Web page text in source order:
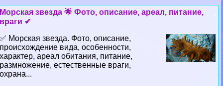
Морская звезда 🌟 Фото, описание, ареал, питание,
враги ✔
✅ Морская звезда. Фото, описание,
происхождение вида, особенности,
хаpaктер, ареал обитания, питание,
размножение, естественные враги,
охрана...